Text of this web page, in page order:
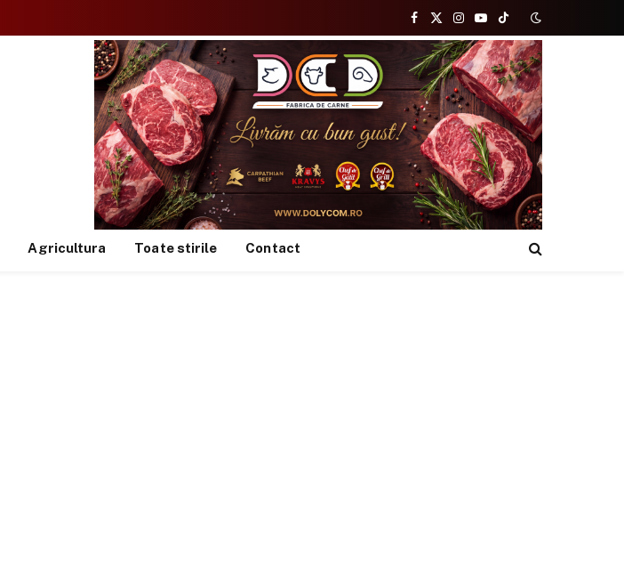
Facebook
X
(Twitter)
Instagram
YouTubeTikTok
Agricultura Toate stirile Contact